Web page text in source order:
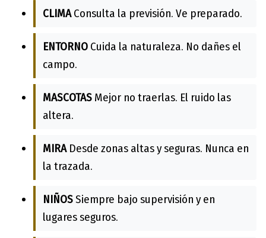
CLIMAConsulta la previsión. Ve preparado.
ENTORNO Cuida la naturaleza. No dañes el
campo.
MASCOTAS Mejor no traerlas. El ruido las
altera.
MIRADesde zonas altas y seguras. Nunca en
la trazada.
NIÑOSSiempre bajo supervisión y en
lugares seguros.